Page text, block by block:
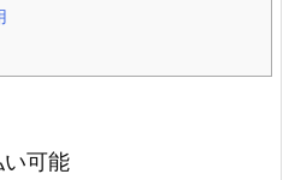
可能